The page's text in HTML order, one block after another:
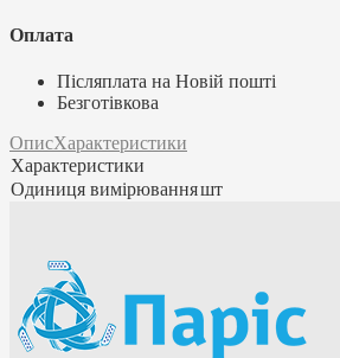
Оплата
Післяплата на Новій пошті
Безготівкова
ОписХарактеристики
Характеристики
Одиниця вимірюванняшт